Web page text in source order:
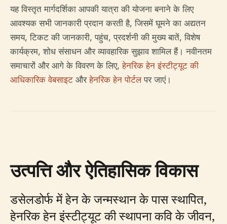
यह विस्तृत मार्गदर्शिका आपकी यात्रा की योजना बनाने के लिए
आवश्यक सभी जानकारी प्रदान करती है, जिसमें घूमने का अद्यतन
समय, टिकट की जानकारी, पहुंच, प्रदर्शनी की मुख्य बातें, विशेष
कार्यक्रम, शोध संसाधन और व्यावहारिक सुझाव शामिल हैं। नवीनतम
समाचारों और आगे के विवरण के लिए,हेनरिक हेन इंस्टीट्यूट की
आधिकारिक वेबसाइट औरहेनरिक हेन पोर्टलपर जाएं।
उत्पत्ति और ऐतिहासिक विकास
डसेलडोर्फ में हेन के जन्मस्थान के पास स्थापित,
हेनरिक हेन इंस्टीट्यूट की स्थापना कवि के जीवन,